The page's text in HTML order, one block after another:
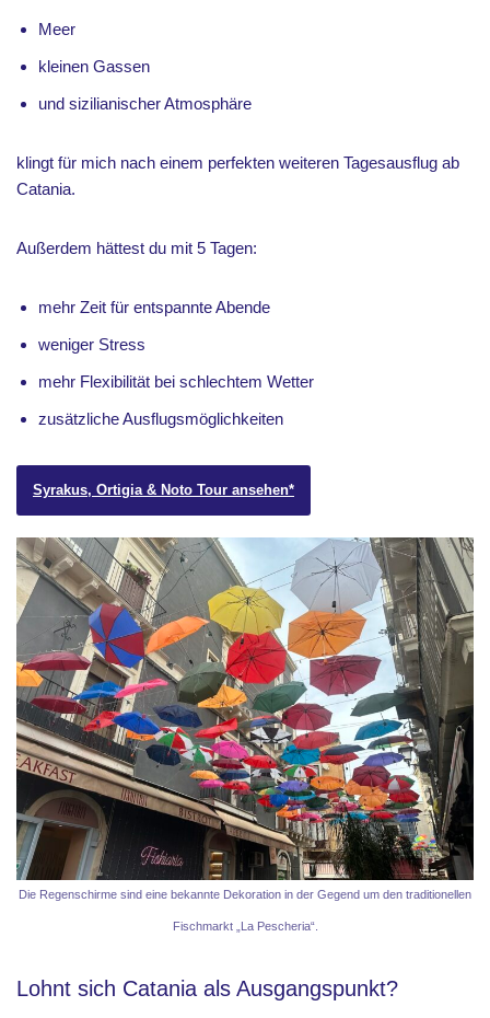
Meer
kleinen Gassen
und sizilianischer Atmosphäre
klingt für mich nach einem perfekten weiteren Tagesausflug ab
Catania.
Außerdem hättest du mit 5 Tagen:
mehr Zeit für entspannte Abende
weniger Stress
mehr Flexibilität bei schlechtem Wetter
zusätzliche Ausflugsmöglichkeiten
Syrakus, Ortigia & Noto Tour ansehen*
Die Regenschirme sind eine bekannte Dekoration in der Gegend um den traditionellen
Fischmarkt „La Pescheria“.
Lohnt sich Catania als Ausgangspunkt?